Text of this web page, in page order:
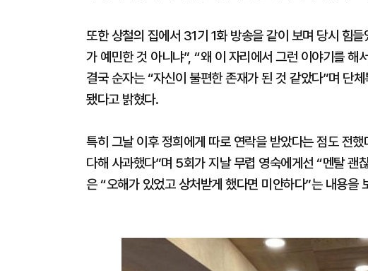
또한 상철의 집에서 31기 1화 방송을 같이 보며 당시 힘
가 예민한 것 아니냐”, “왜 이 자리에서 그런 이야기를 해
결국 순자는 “자신이 불편한 존재가 된 것 같았다”며 단
됐다고 밝혔다.
특히 그날 이후 정희에게 따로 연락을 받았다는 점도 전
다해 사과했다”며 5회가 지날 무렵 영숙에게선 “멘탈 괜
은 “오해가 있었고 상처받게 했다면 미안하다”는 내용을